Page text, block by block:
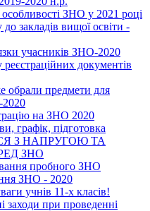
ЗНО у 2021 році
закладів вищої освіти -
учасників ЗНО-2020
документів
обрали предмети для
на ЗНО 2020
графік, підготовка
З НАПРУГОЮ ТА
ЗНО
пробного ЗНО
ЗНО - 2020
учнів 11-х класів!
заходи при проведенні